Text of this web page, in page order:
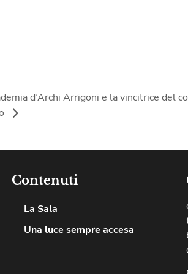
d’Archi Arrigoni e la vincitrice del
Contenuti
La Sala
Una luce sempre accesa